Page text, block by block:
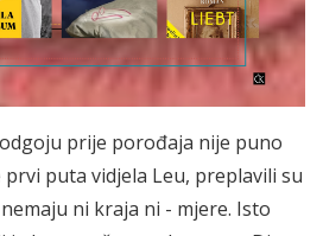
prije porođaja nije puno
prvi puta vidjela Leu, preplavili su
ni kraja ni - mjere. Isto